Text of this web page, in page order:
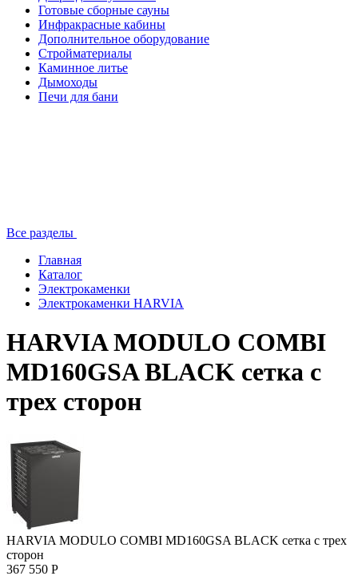
Готовые сборные сауны
Инфракрасные кабины
Дополнительное оборудование
Стройматериалы
Каминное литье
Дымоходы
Печи для бани
Все разделы
Главная
Каталог
Электрокаменки
Электрокаменки HARVIA
HARVIA MODULO COMBI
MD160GSA BLACK сетка с
трех сторон
HARVIA MODULO COMBI MD160GSA BLACK сетка с трех
сторон
367 550 Р